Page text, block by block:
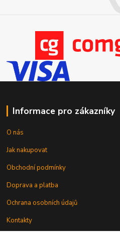
Informace pro zákazníky
O nás
Jak nakupovat
Obchodní podmínky
Doprava a platba
Ochrana osobních údajů
Kontakty